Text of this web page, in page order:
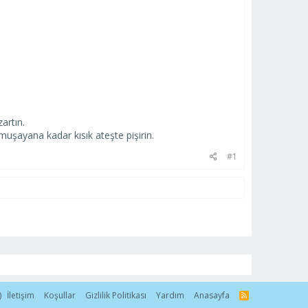
kadar kısık ateşte pişirin.
#1
İletişim Koşullar Gizlilik Politikası Yardım Anasayfa
R
S